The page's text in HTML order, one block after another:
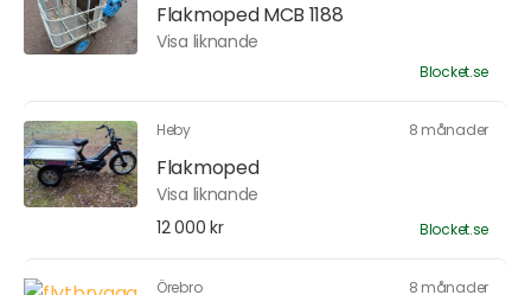
Flakmoped MCB 1188
Visa liknande
Blocket.se
Heby 8 månader
Flakmoped
Visa liknande
12 000 kr
Blocket.se
Örebro 8 månader